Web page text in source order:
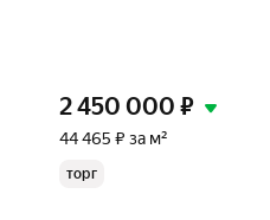
2 450 000 ₽
44 465 ₽ за м²
торг